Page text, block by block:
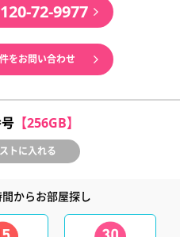
72-9977
をお問い合わせ
【256GB】
トに入れる
からお部屋探し